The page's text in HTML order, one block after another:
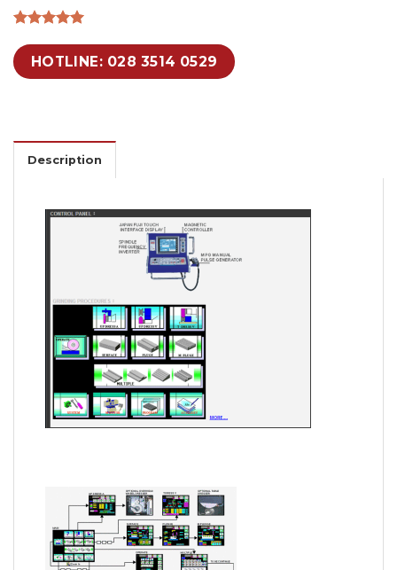
HOTLINE: 028 3514 0529
Description